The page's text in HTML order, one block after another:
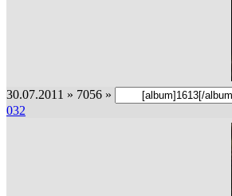
30.07.2011 » 7056 »
032